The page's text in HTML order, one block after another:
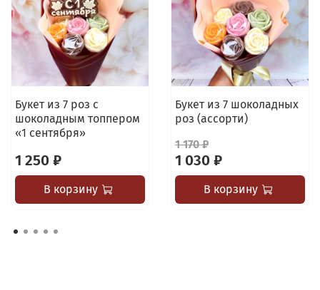
Букет из 7 роз с
шоколадным топпером
«1 сентября»
1 250 ₽
В корзину
Букет из 7 шоколадных
роз (ассорти)
1 170 ₽
1 030 ₽
В корзину